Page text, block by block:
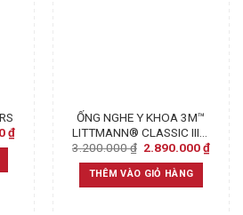
₫Current
1.790.000 ₫.
ỐNG NGHE Y KHOA 3M™
LITTMANN® CLASSIC III™,
5868, MẶT NGHE, QUAI
NGHE VÀ BỘ TAI NGHE
PHỦ MÀU ĐEN, DÂY NGHE
3.200.000₫ Original
was:
3.200.000 ₫.
2.890.000₫
THÊM VÀO GIỎ HÀNG